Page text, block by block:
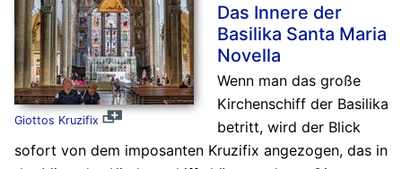
Giottos Kruzifix
Das Innere der
Basilika Santa Maria
Novella
Wenn man das große
Kirchenschiff der Basilika
betritt, wird der Blick
sofort von dem imposanten Kruzifix angezogen, das in